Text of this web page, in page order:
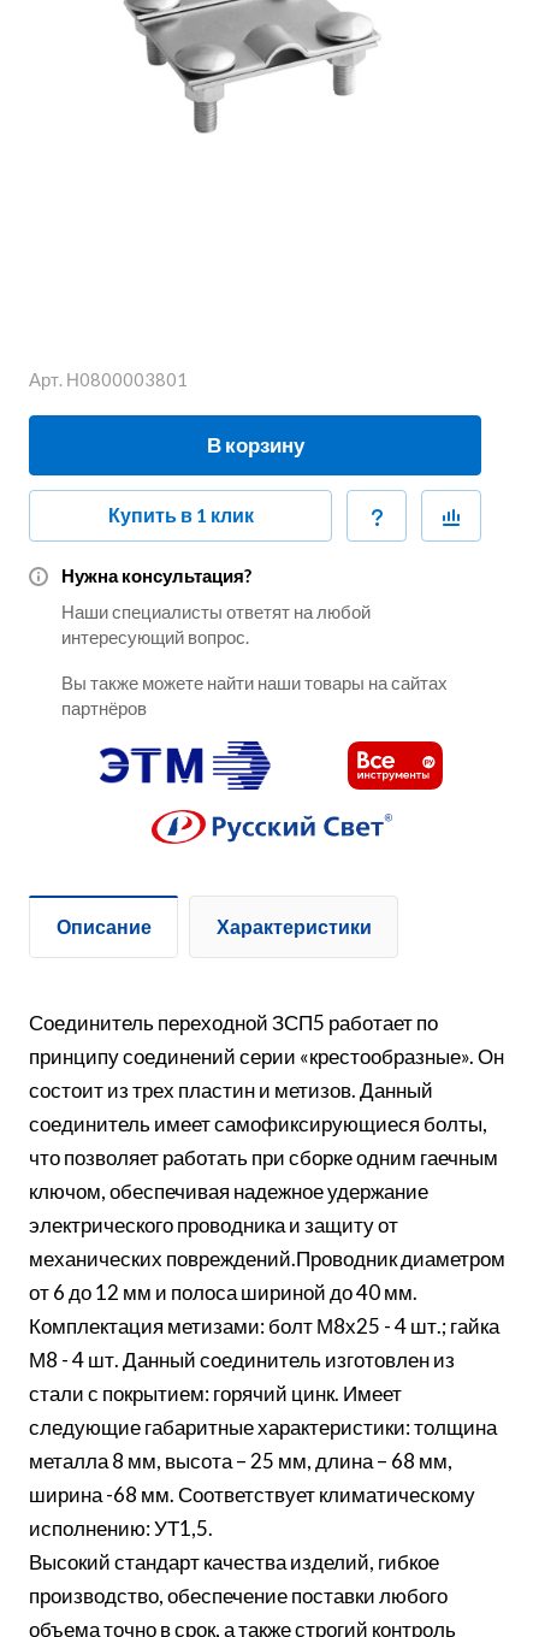
Арт. Н0800003801
В корзину
Купить в 1 клик
Нужна консультация?
Наши специалисты ответят на любой
интересующий вопрос.
Вы также можете найти наши товары на сайтах
партнёров
Описание Характеристики
Соединитель переходной ЗСП5 работает по
принципу соединений серии «крестообразные». Он
состоит из трех пластин и метизов. Данный
соединитель имеет самофиксирующиеся болты,
что позволяет работать при сборке одним гаечным
ключом, обеспечивая надежное удержание
электрического проводника и защиту от
механических повреждений.Проводник диаметром
от 6 до 12 мм и полоса шириной до 40 мм.
Комплектация метизами: болт М8х25 - 4 шт.; гайка
М8 - 4 шт. Данный соединитель изготовлен из
стали с покрытием: горячий цинк. Имеет
следующие габаритные характеристики: толщина
металла 8 мм, высота – 25 мм, длина – 68 мм,
ширина -68 мм. Соответствует климатическому
исполнению: УТ1,5.
Высокий стандарт качества изделий, гибкое
производство, обеспечение поставки любого
объема точно в срок, а также строгий контроль